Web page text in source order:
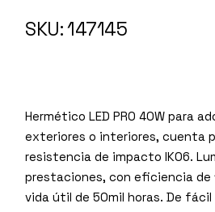
SKU: 147145
Hermético LED PRO 40W para
exteriores o interiores, cuenta
resistencia de impacto IK06.
prestaciones, con eficiencia de
vida útil de 50mil horas. De